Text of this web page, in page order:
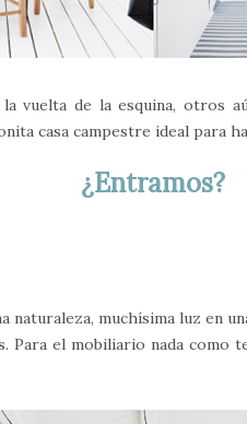
la vuelta de la esquina, otros
casa campestre ideal para
¿Entramos?
naturaleza, muchísima luz en
Para el mobiliario nada